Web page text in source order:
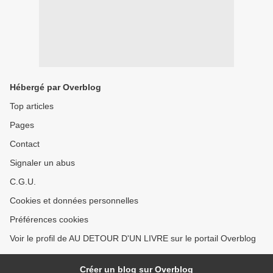
Hébergé par Overblog
Top articles
Pages
Contact
Signaler un abus
C.G.U.
Cookies et données personnelles
Préférences cookies
Voir le profil de AU DETOUR D'UN LIVRE sur le portail Overblog
Créer un blog sur Overblog